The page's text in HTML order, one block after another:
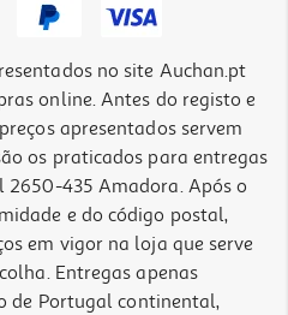
no site Auchan.pt
online. Antes do registo e
apresentados servem
os praticados para entregas
2650-435 Amadora. Após o
e do código postal,
em vigor na loja que serve
Entregas apenas
de Portugal continental,